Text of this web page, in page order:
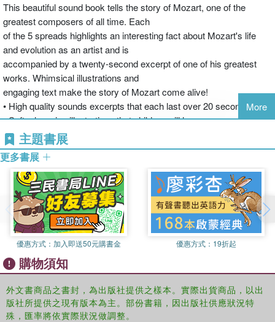
This beautiful sound book tells the story of Mozart, one of the
greatest composers of all time. Each
of the 5 spreads highlights an interesting fact about Mozart's life
and evolution as an artist and is
accompanied by a twenty-second excerpt of one of his greatest
works. Whimsical illustrations and
engaging text make the story of Mozart come alive!
• High quality sounds excerpts that each last over 20 seconds
• Soft, charming illustrations that children will love
• Features:
- Bastien and Bastienne
- Rondo Alla Turca (Turkish March)
- Eine Kleine Nachtmusik (Little Night Music)
- Symphony number 40
- The Magic Flute
More
主題書展
更多書展
優惠方式： 加入即送50元購書金 優惠方式： 19折起
購物須知
外文書商品之書封，為出版社提供之樣本。實際出貨商品，以出
版社所提供之現有版本為主。部份書籍，因出版社供應狀況特
殊，匯率將依實際狀況做調整。